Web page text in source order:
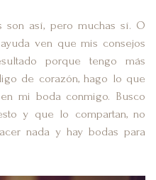
son así, pero muchas sí. O
ven que mis consejos
porque tengo más
de corazón, hago lo que
mi boda conmigo. Busco
y que lo compartan, no
nada y hay bodas para